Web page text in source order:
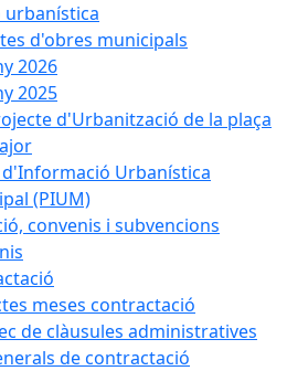
urbanística
d'obres municipals
2026
2025
d'Urbanització de la plaça
Urbanística
(PIUM)
convenis i subvencions
meses contractació
de clàusules administratives
de contractació